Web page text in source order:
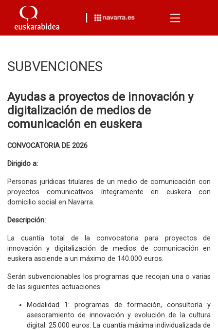
Menu
SUBVENCIONES
Ayudas a proyectos de innovación y
digitalización de medios de
comunicación en euskera
CONVOCATORIA DE 2026
Dirigido a:
Personas jurídicas titulares de un medio de comunicación con
proyectos comunicativos íntegramente en euskera con
domicilio social en Navarra.
Descripción:
La cuantía total de la convocatoria para proyectos de
innovación y digitalización de medios de comunicación en
euskera asciende a un máximo de 140.000 euros.
Serán subvencionables los programas que recojan una o varias
de las siguientes actuaciones:
Modalidad 1: programas de formación, consultoría y
asesoramiento de innovación y evolución de la cultura
digital: 25.000 euros. La cuantía máxima individualizada de